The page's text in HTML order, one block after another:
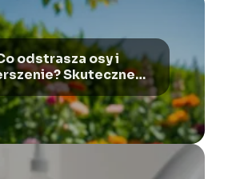
odstrasza osy i
Skuteczne
na te owady